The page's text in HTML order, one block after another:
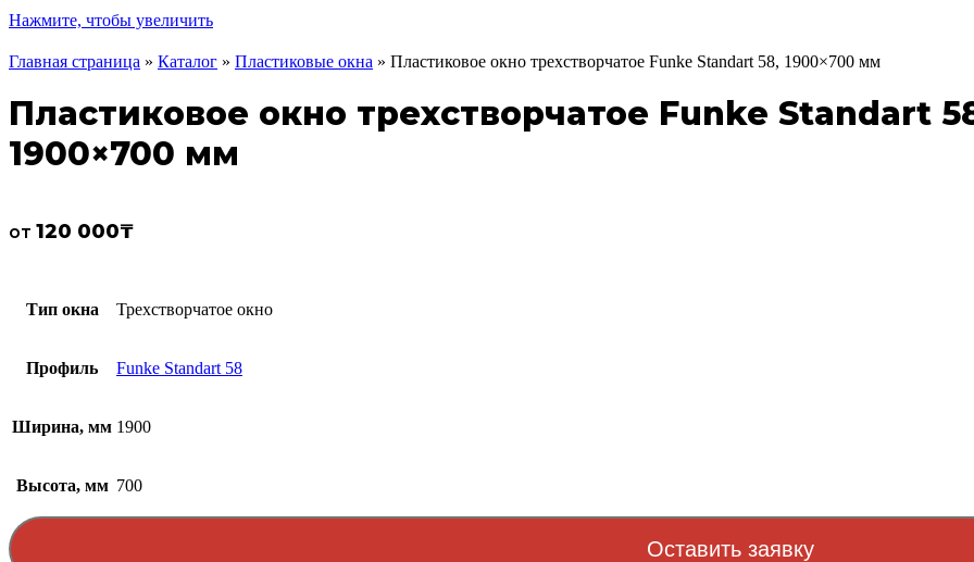
Нажмите, чтобы увеличить
Главная страница » Каталог » Пластиковые окна » Пластиковое окно трехстворчатое Funke Standart 58, 1900×700 мм
Пластиковое окно трехстворчатое Funke Standart
1900×700 мм
от 120 000₸
Тип окна Трехстворчатое окно
Профиль Funke Standart 58
Ширина, мм 1900
Высота, мм 700
Оставить заявку